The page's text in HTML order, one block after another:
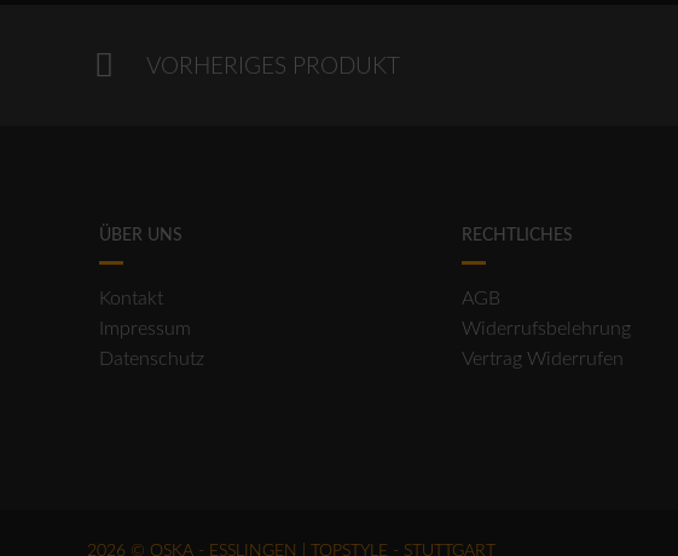
VORHERIGES PRODUKT
ÜBER UNS
Kontakt
Impressum
Datenschutz
RECHTLICHES
AGB
Widerrufsbelehrung
Vertrag Widerrufen
2026 © OSKA - ESSLINGEN | TOPSTYLE - STUTTGART